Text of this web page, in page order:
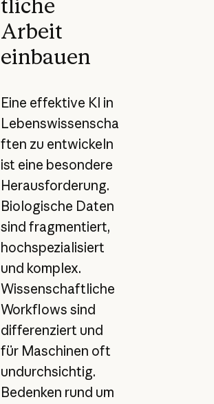
tliche
Arbeit
einbauen
Eine effektive KI in
Lebenswissenscha
ften zu entwickeln
ist eine besondere
Herausforderung.
Biologische Daten
sind fragmentiert,
hochspezialisiert
und komplex.
Wissenschaftliche
Workflows sind
differenziert und
für Maschinen oft
undurchsichtig.
Bedenken rund um